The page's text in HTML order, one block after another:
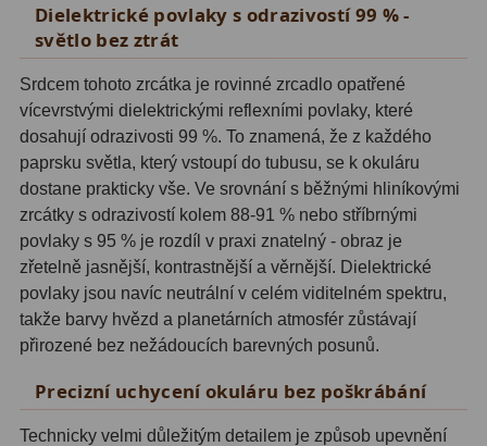
Filtry Pass6
Filtry Block10
Filtry Clip5
Filtry CCD Hα, OIII7
Filtrová kola a rámy
Rovnače a reduktory13
Zaostření11
Rotátory34
Dielektrické povlaky s odrazivostí 99 % -
světlo bez ztrát
Srdcem tohoto zrcátka je rovinné zrcadlo opatřené
vícevrstvými dielektrickými reflexními povlaky, které
dosahují odrazivosti 99 %. To znamená, že z každého
paprsku světla, který vstoupí do tubusu, se k okuláru
dostane prakticky vše. Ve srovnání s běžnými hliníkovými
zrcátky s odrazivostí kolem 88-91 % nebo stříbrnými
povlaky s 95 % je rozdíl v praxi znatelný - obraz je
zřetelně jasnější, kontrastnější a věrnější. Dielektrické
povlaky jsou navíc neutrální v celém viditelném spektru,
takže barvy hvězd a planetárních atmosfér zůstávají
přirozené bez nežádoucích barevných posunů.
Precizní uchycení okuláru bez poškrábání
Technicky velmi důležitým detailem je způsob upevnění